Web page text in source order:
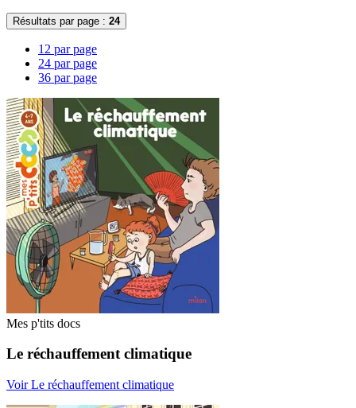
Résultats par page : 24
12 par page
24 par page
36 par page
Mes p'tits docs
Le réchauffement climatique
Voir Le réchauffement climatique